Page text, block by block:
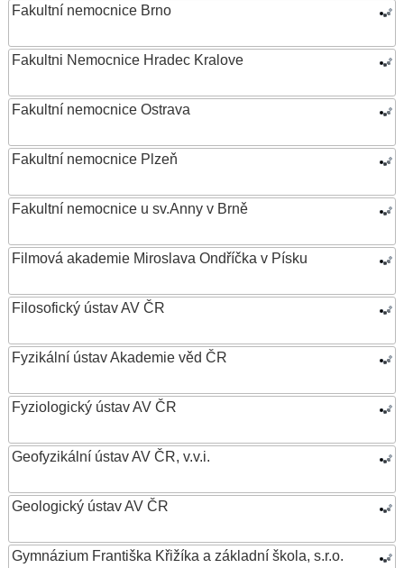
Fakultní nemocnice Brno
Fakultni Nemocnice Hradec Kralove
Fakultní nemocnice Ostrava
Fakultní nemocnice Plzeň
Fakultní nemocnice u sv.Anny v Brně
Filmová akademie Miroslava Ondříčka v Písku
Filosofický ústav AV ČR
Fyzikální ústav Akademie věd ČR
Fyziologický ústav AV ČR
Geofyzikální ústav AV ČR, v.v.i.
Geologický ústav AV ČR
Gymnázium Františka Křižíka a základní škola, s.r.o.